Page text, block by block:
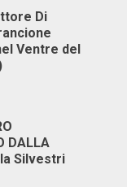
Di
Ventre del
DALLA
Silvestri